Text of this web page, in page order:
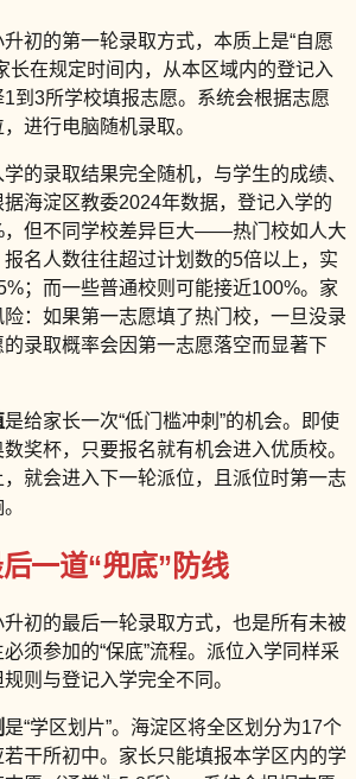
初的第一轮录取方式，本质上是“自愿
长在规定时间内，从本区域内的登记入
到3所学校填报志愿。系统会根据志愿
进行电脑随机录取。
学的录取结果完全随机，与学生的成绩、
海淀区教委2024年数据，登记入学的
，但不同学校差异巨大——热门校如人大
名人数往往超过计划数的5倍以上，实
；而一些普通校则可能接近100%。家
：如果第一志愿填了热门校，一旦没录
的录取概率会因第一志愿落空而显著下
是给家长一次“低门槛冲刺”的机会。即使
奖杯，只要报名就有机会进入优质校。
就会进入下一轮派位，且派位时第一志
一道“兜底”防线
升初的最后一轮录取方式，也是所有未被
须参加的“保底”流程。派位入学同样采
则与登记入学完全不同。
是“学区划片”。海淀区将全区划分为17个
干所初中。家长只能填报本学区内的学